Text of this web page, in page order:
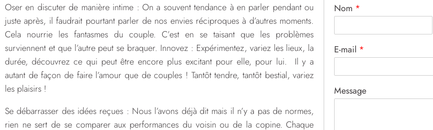
Oser en discuter de manière intime : On a souvent tendance à en parler pendant ou
juste après, il faudrait pourtant parler de nos envies réciproques à d’autres moments.
Cela nourrie les fantasmes du couple. C’est en se taisant que les problèmes
surviennent et que l’autre peut se braquer. Innovez : Expérimentez, variez les lieux, la
durée, découvrez ce qui peut être encore plus excitant pour elle, pour lui. Il y a
autant de façon de faire l’amour que de couples ! Tantôt tendre, tantôt bestial, variez
les plaisirs !
Se débarrasser des idées reçues : Nous l’avons déjà dit mais il n’y a pas de normes,
rien ne sert de se comparer aux performances du voisin ou de la copine. Chaque
Nom *
E-mail *
Message